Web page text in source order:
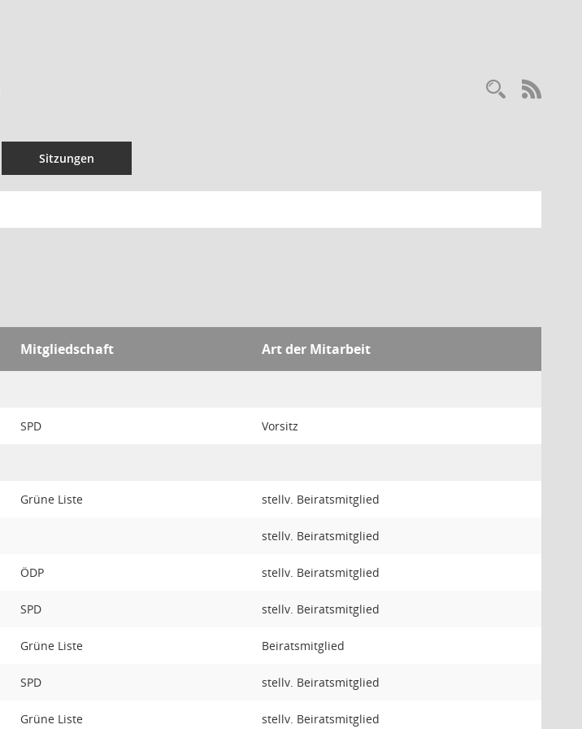
Sitzungen
Mitgliedschaft Art der Mitarbeit
SPD Vorsitz
Grüne Liste stellv. Beiratsmitglied
stellv. Beiratsmitglied
ÖDP stellv. Beiratsmitglied
SPD stellv. Beiratsmitglied
Grüne Liste Beiratsmitglied
SPD stellv. Beiratsmitglied
Grüne Liste stellv. Beiratsmitglied